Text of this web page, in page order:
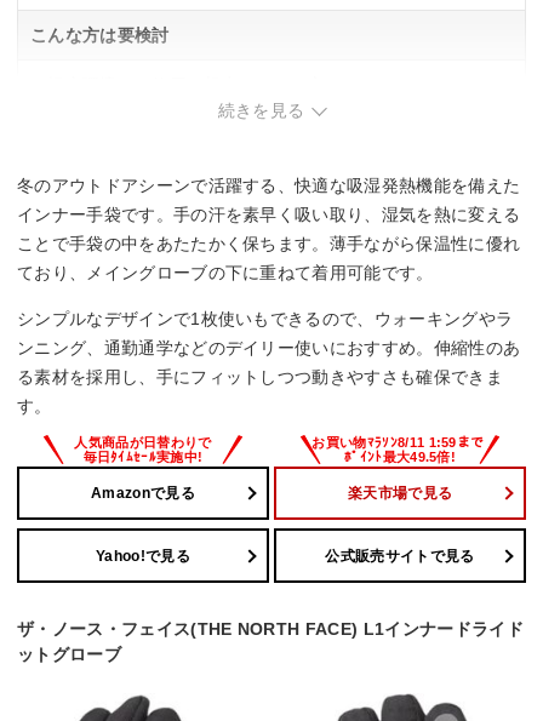
こんな方は要検討
続きを見る
冬のアウトドアシーンで活躍する、快適な吸湿発熱機能を備えた
インナー手袋です。手の汗を素早く吸い取り、湿気を熱に変える
ことで手袋の中をあたたかく保ちます。薄手ながら保温性に優れ
ており、メイングローブの下に重ねて着用可能です。
シンプルなデザインで1枚使いもできるので、ウォーキングやラ
ンニング、通勤通学などのデイリー使いにおすすめ。伸縮性のあ
る素材を採用し、手にフィットしつつ動きやすさも確保できま
す。
Amazonで見る 楽天市場で見る
Yahoo!で見る 公式販売サイトで見る
ザ・ノース・フェイス(THE NORTH FACE) L1インナードライド
ットグローブ